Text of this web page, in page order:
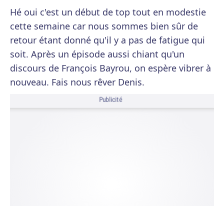
Hé oui c'est un début de top tout en modestie
cette semaine car nous sommes bien sûr de
retour étant donné qu'il y a pas de fatigue qui
soit. Après un épisode aussi chiant qu'un
discours de François Bayrou, on espère vibrer à
nouveau. Fais nous rêver Denis.
Publicité